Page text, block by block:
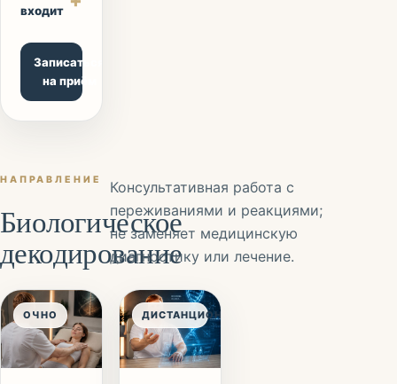
входит
Записаться
на приём
НАПРАВЛЕНИЕ
Биологическое
декодирование
Консультативная работа с
переживаниями и реакциями;
не заменяет медицинскую
диагностику или лечение.
ОЧНО ДИСТАНЦИОННО